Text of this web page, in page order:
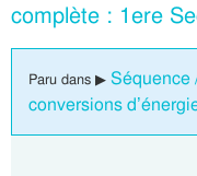
complète : 1ere
Paru dans ▶ Séquence
conversions